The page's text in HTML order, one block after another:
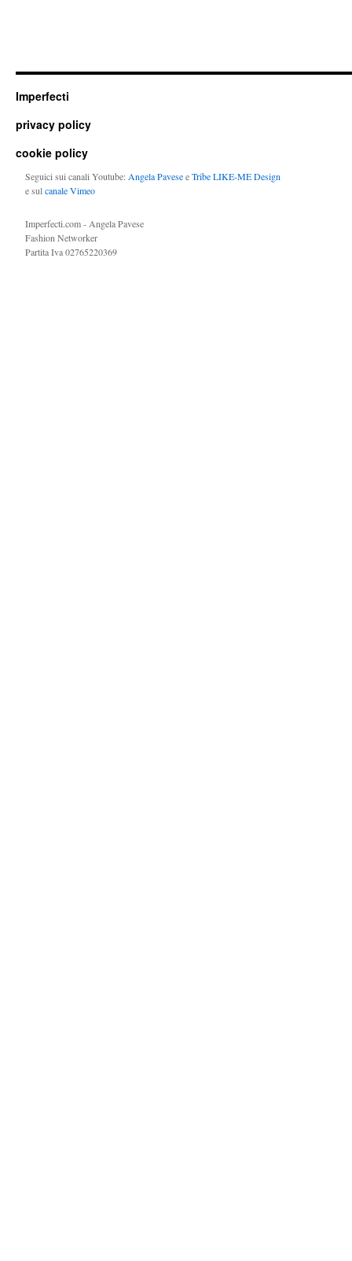
Imperfecti
privacy policy
cookie policy
Seguici sui canali Youtube: Angela PaveseeTribe LIKE-ME Design
e sulcanale Vimeo
Imperfecti.com - Angela Pavese
Fashion Networker
Partita Iva 02765220369